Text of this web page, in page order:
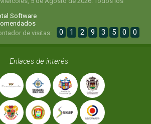
Software
de visitas:
0 1 2 9 3 5 0 0
Enlaces de interés